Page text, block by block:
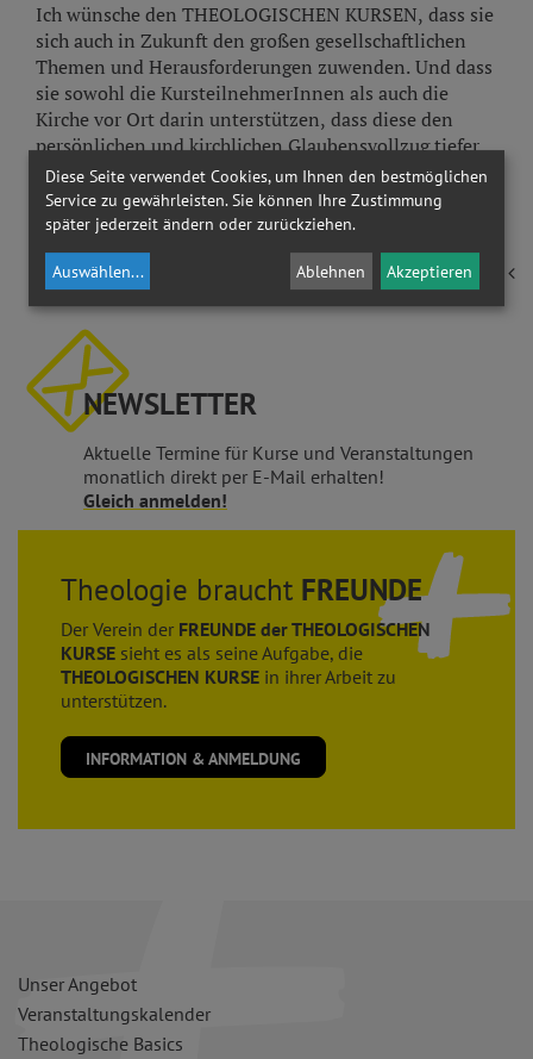
Ich wünsche den THEOLOGISCHEN KURSEN, dass sie
sich auch in Zukunft den großen gesellschaftlichen
Themen und Herausforderungen zuwenden. Und dass
sie sowohl die KursteilnehmerInnen als auch die
Kirche vor Ort darin unterstützen, dass diese den
persönlichen und kirchlichen Glaubensvollzug tiefer
verstehen und erfüllter leben können.
Sr. Dr. Melanie WOLFERS SDS, Autorin
zurück
NEWSLETTER
Aktuelle Termine für Kurse und Veranstaltungen
monatlich direkt per E-Mail erhalten!
Gleich anmelden!
Theologie braucht FREUNDE
Der Verein der FREUNDE der THEOLOGISCHEN
KURSE sieht es als seine Aufgabe, die
THEOLOGISCHEN KURSE in ihrer Arbeit zu
unterstützen.
INFORMATION & ANMELDUNG
Unser Angebot
Veranstaltungskalender
Theologische Basics
Diese Seite verwendet Cookies, um Ihnen den bestmöglichen
Service zu gewährleisten. Sie können Ihre Zustimmung
später jederzeit ändern oder zurückziehen.
Auswählen... Ablehnen Akzeptieren